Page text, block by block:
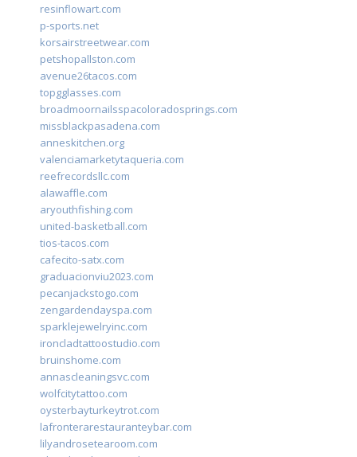
resinflowart.com
p-sports.net
korsairstreetwear.com
petshopallston.com
avenue26tacos.com
topgglasses.com
broadmoornailsspacoloradosprings.com
missblackpasadena.com
anneskitchen.org
valenciamarketytaqueria.com
reefrecordsllc.com
alawaffle.com
aryouthfishing.com
united-basketball.com
tios-tacos.com
cafecito-satx.com
graduacionviu2023.com
pecanjackstogo.com
zengardendayspa.com
sparklejewelryinc.com
ironcladtattoostudio.com
bruinshome.com
annascleaningsvc.com
wolfcitytattoo.com
oysterbayturkeytrot.com
lafronterarestauranteybar.com
lilyandrosetearoom.com